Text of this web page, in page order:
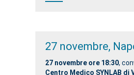
27 novembre,
27 novembre ore 18:30,
Centro Medico SYNLAB di